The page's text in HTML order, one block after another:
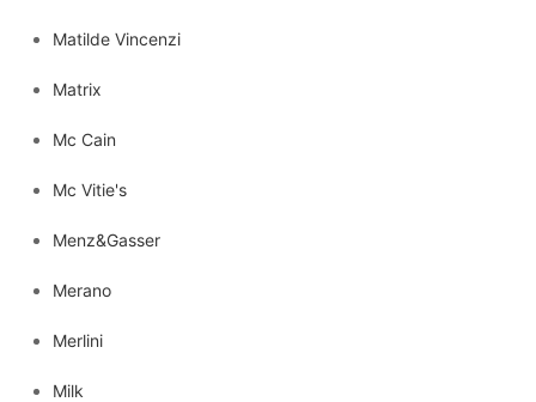
Matilde Vincenzi
Matrix
Mc Cain
Mc Vitie's
Menz&Gasser
Merano
Merlini
Milk